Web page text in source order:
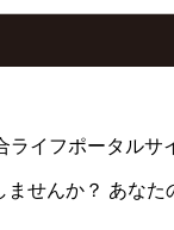
ライフポータルサ
ませんか？ あなた